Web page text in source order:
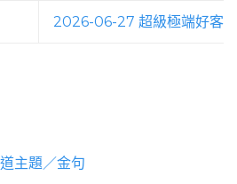
2026-06-27 超級極端好客
主題／金句